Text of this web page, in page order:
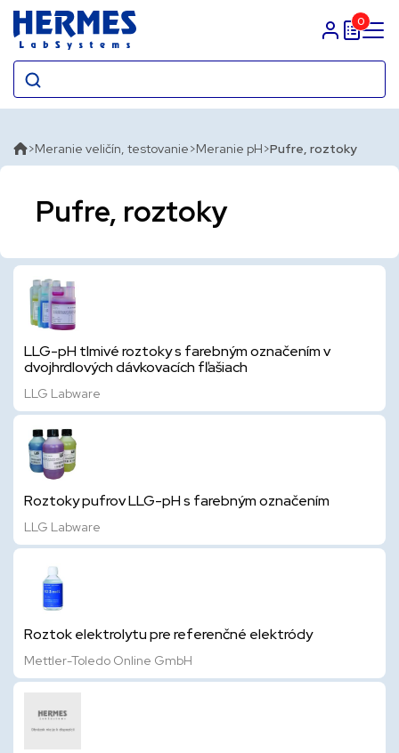
Prihlasit sa
0
Meranie veličín, testovanie Meranie pH Pufre, roztoky
Pufre, roztoky
LLG-pH tlmivé roztoky s farebným označením v
dvojhrdlových dávkovacích fľašiach
LLG Labware
Roztoky pufrov LLG-pH s farebným označením
LLG Labware
Roztok elektrolytu pre referenčné elektródy
Mettler-Toledo Online GmbH